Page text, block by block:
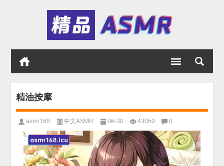
精油按摩
asmr168 中文ASMR 06-30 43050 0